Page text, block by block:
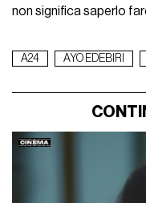
non significa saperlo
A24 AYO EDEBIRI